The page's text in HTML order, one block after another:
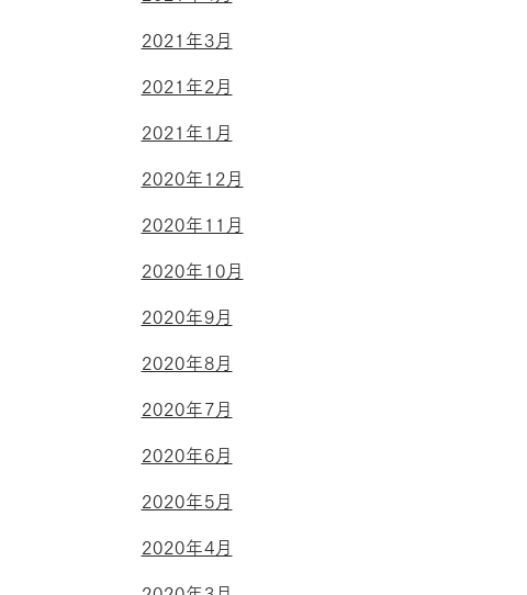
2021年3月
2021年2月
2021年1月
2020年12月
2020年11月
2020年10月
2020年9月
2020年8月
2020年7月
2020年6月
2020年5月
2020年4月